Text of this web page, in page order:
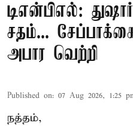
டிஎன்பிஎல்:
சதம்... சேப்பாக்கை
அபார வெற்றி
Published on: 07 Aug 2026, 1:25
நத்தம்,